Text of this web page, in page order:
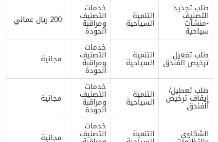
طلب تجديد
التصنيف
-منشآت
سياحية
التنمية
السياحية
خدمات
التصنيف
ومراقبة
الجودة
200 ريال عماني
طلب تفعيل
ترخيص الفندق
التنمية
السياحية
خدمات
التصنيف
ومراقبة
الجودة
مجانية
طلب تعطيل/
إيقاف ترخيص
الفندق
التنمية
السياحية
خدمات
التصنيف
ومراقبة
الجودة
مجانية
الشكاوى التنمية
خدمات
التصنيف مجانية